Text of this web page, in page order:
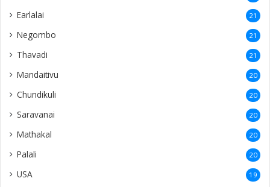
Earlalai 21
Negombo 21
Thavadi 21
Mandaitivu 20
Chundikuli 20
Saravanai 20
Mathakal 20
Palali 20
USA 19